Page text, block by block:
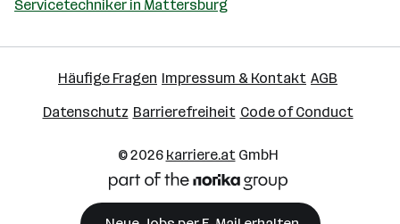
Servicetechniker in Mattersburg
Häufige Fragen Impressum & Kontakt AGB
Datenschutz Barrierefreiheit Code of Conduct
© 2026 karriere.atGmbH